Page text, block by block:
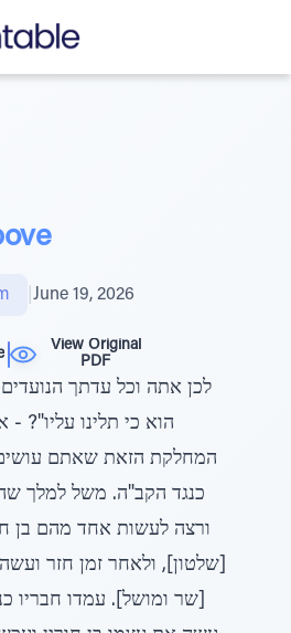
June 19, 2026
View Original
PDF
הוא כי תלינו עליו"?
המחלקת הזאת שאתם עושים
כנגד הקב"ה. משל למלך
ורצה לעשות אחד מהם בן
[שלטון], ולאחר זמן חזר
[שר ומושל]. עמדו חבריו